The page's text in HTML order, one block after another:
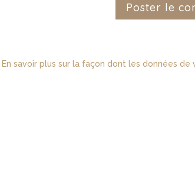
En savoir plus sur la façon dont les données de